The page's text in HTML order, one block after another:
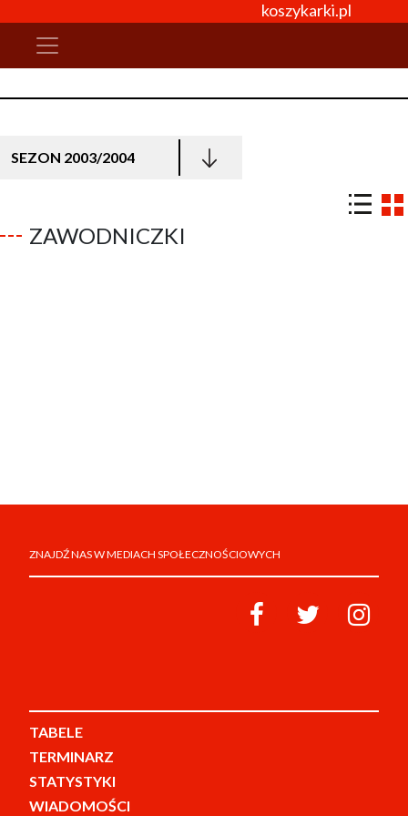
koszykarki.pl
SEZON 2003/2004
ZAWODNICZKI
ZNAJDŹ NAS W MEDIACH SPOŁECZNOŚCIOWYCH
TABELE
TERMINARZ
STATYSTYKI
WIADOMOŚCI